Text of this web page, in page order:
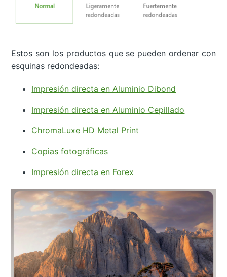
Estos son los productos que se pueden ordenar con
esquinas redondeadas:
Impresión directa en Aluminio Dibond
Impresión directa en Aluminio Cepillado
ChromaLuxe HD Metal Print
Copias fotográficas
Impresión directa en Forex